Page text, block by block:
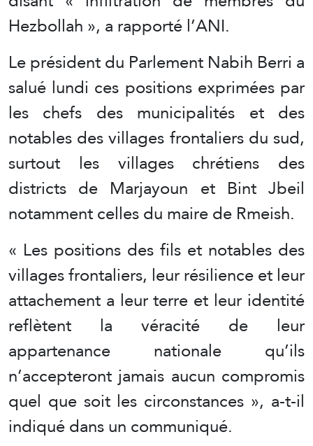
Hezbollah », a rapporté l’ANI.
Le président du Parlement Nabih Berri a
salué lundi ces positions exprimées par
les chefs des municipalités et des
notables des villages frontaliers du sud,
surtout les villages chrétiens des
districts de Marjayoun et Bint Jbeil
notamment celles du maire de Rmeish.
« Les positions des fils et notables des
villages frontaliers, leur résilience et leur
attachement a leur terre et leur identité
reflètent la véracité de leur
appartenance nationale qu’ils
n’accepteront jamais aucun compromis
quel que soit les circonstances », a-t-il
indiqué dans un communiqué.